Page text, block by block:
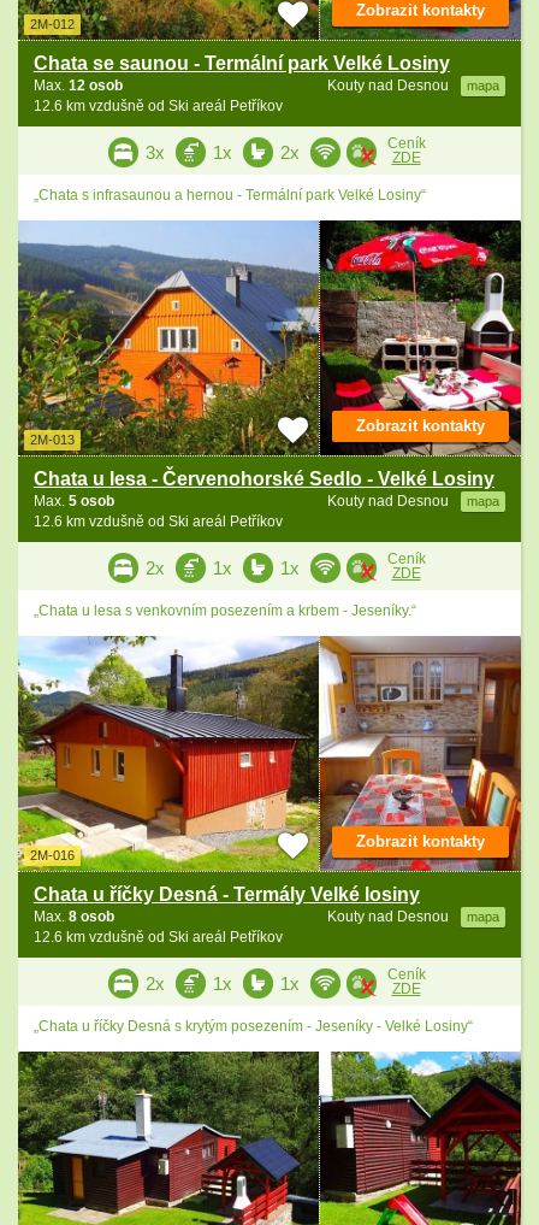
2M-012
Chata se saunou - Termální park Velké Losiny
Kouty nad Desnou mapa
Max. 12 osob
12.6 km vzdušně od Ski areál Petříkov
Zobrazit kontakty
3x 1x 2x
Ceník
ZDE
„Chata s infrasaunou a hernou - Termální park Velké Losiny“
2M-013
Chata u lesa - Červenohorské Sedlo - Velké Losiny
Kouty nad Desnou mapa
Max. 5 osob
12.6 km vzdušně od Ski areál Petříkov
Zobrazit kontakty
2x 1x 1x
Ceník
ZDE
„Chata u lesa s venkovním posezením a krbem - Jeseníky.“
2M-016
Chata u říčky Desná - Termály Velké losiny
Kouty nad Desnou mapa
Max. 8 osob
12.6 km vzdušně od Ski areál Petříkov
Zobrazit kontakty
2x 1x 1x
Ceník
ZDE
„Chata u říčky Desná s krytým posezením - Jeseníky - Velké Losiny“